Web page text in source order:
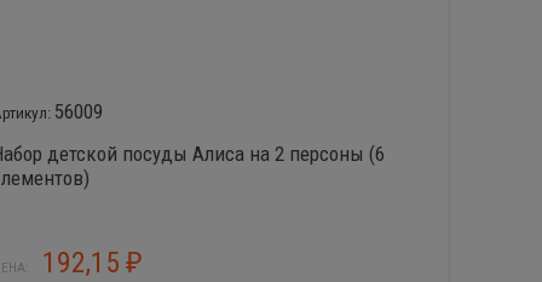
56009
детской посуды Алиса на 2 персоны (6
192,15 ₽